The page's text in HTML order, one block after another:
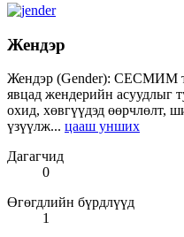
Жендэр
Жендэр (Gender): СЕСМИМ
явцад жендерийн асуудлыг
охид, хөвгүүдэд өөрчлөлт,
үзүүлж... цааш унших
Дагагчид
0
Өгөгдлийн бүрдлүүд
1